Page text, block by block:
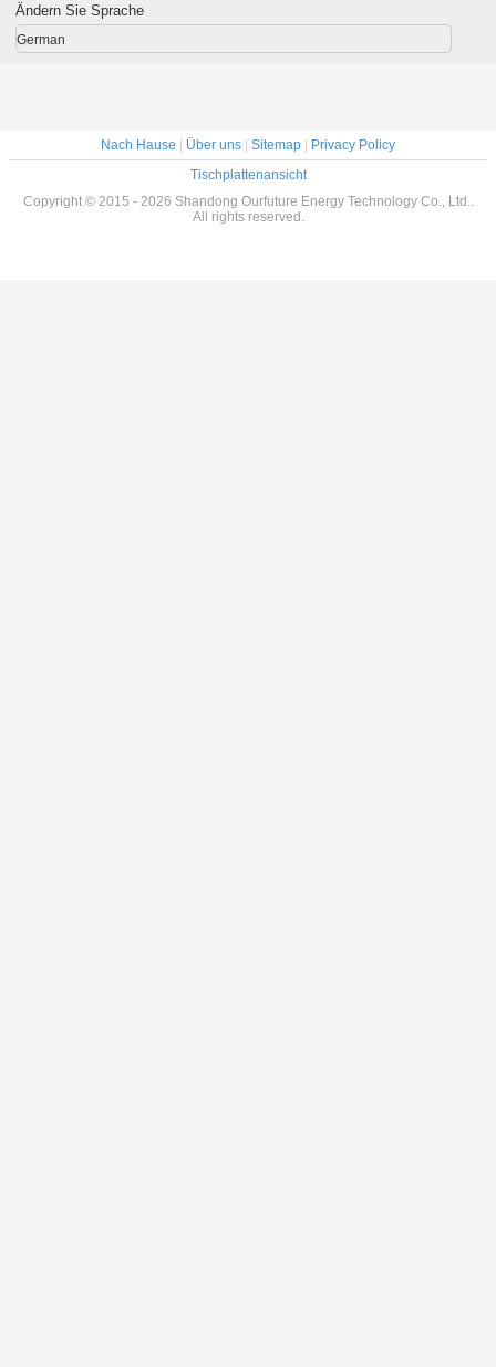
des
Schraube
415V/3P/50Hz der
Speicher stark
Ändern Sie Sprache
German
Nach Hause Über uns Sitemap
Privacy Policy
Tischplattenansicht
Copyright © 2015 - 2026 Shandong Ourfuture Energy Technology Co., Ltd..
All rights reserved.